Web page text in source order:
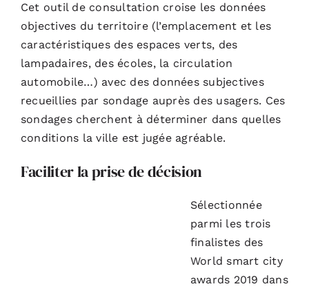
Cet outil de consultation croise les données
objectives du territoire (l’emplacement et les
caractéristiques des espaces verts, des
lampadaires, des écoles, la circulation
automobile…) avec des données subjectives
recueillies par sondage auprès des usagers. Ces
sondages cherchent à déterminer dans quelles
conditions la ville est jugée agréable.
Faciliter la prise de décision
Sélectionnée
parmi les trois
finalistes des
World smart city
awards 2019 dans